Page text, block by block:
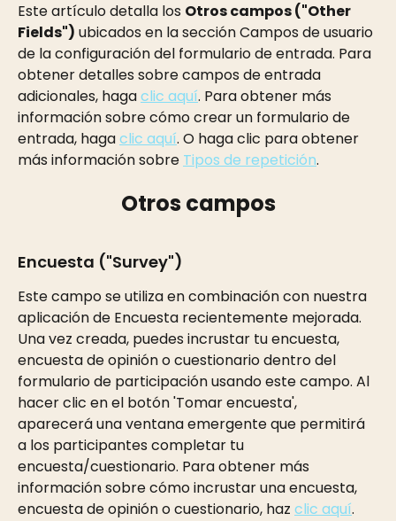
Este artículo detalla los Otros campos ("Other
Fields") ubicados en la sección Campos de usuario
de la configuración del formulario de entrada. Para
obtener detalles sobre campos de entrada
adicionales, haga clic aquí. Para obtener más
información sobre cómo crear un formulario de
entrada, haga clic aquí. O haga clic para obtener
más información sobre Tipos de repetición.
Otros campos
Encuesta ("Survey")
Este campo se utiliza en combinación con nuestra
aplicación de Encuesta recientemente mejorada.
Una vez creada, puedes incrustar tu encuesta,
encuesta de opinión o cuestionario dentro del
formulario de participación usando este campo. Al
hacer clic en el botón 'Tomar encuesta',
aparecerá una ventana emergente que permitirá
a los participantes completar tu
encuesta/cuestionario. Para obtener más
información sobre cómo incrustar una encuesta,
encuesta de opinión o cuestionario, haz clic aquí.